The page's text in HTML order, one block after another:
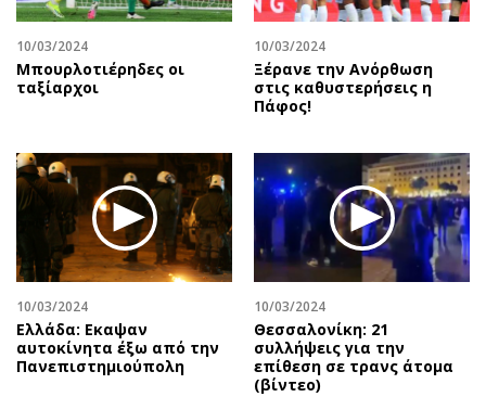
10/03/2024
Μπουρλοτιέρηδες οι
ταξίαρχοι
10/03/2024
Ξέρανε την Ανόρθωση
στις καθυστερήσεις η
Πάφος!
10/03/2024
Ελλάδα: Εκαψαν
αυτοκίνητα έξω από την
Πανεπιστημιούπολη
10/03/2024
Θεσσαλονίκη: 21
συλλήψεις για την
επίθεση σε τρανς άτομα
(βίντεο)